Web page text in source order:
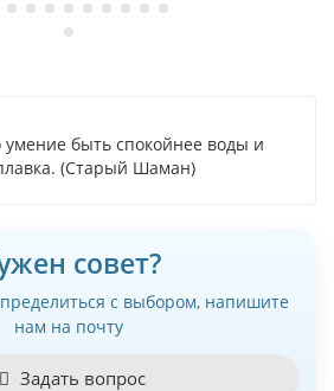
быть спокойнее воды и
(Старый Шаман)
совет?
с выбором, напишите
нам на почту
Задать вопрос